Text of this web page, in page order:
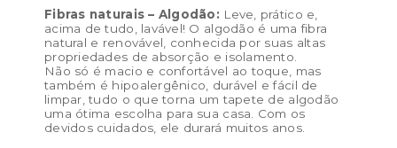
Fibras naturais – Algodão: Leve, prático e,
acima de tudo, lavável! O algodão é uma fibra
natural e renovável, conhecida por suas altas
propriedades de absorção e isolamento.
Não só é macio e confortável ao toque, mas
também é hipoalergênico, durável e fácil de
limpar, tudo o que torna um tapete de algodão
uma ótima escolha para sua casa. Com os
devidos cuidados, ele durará muitos anos.